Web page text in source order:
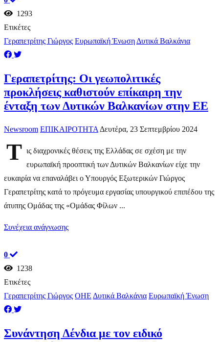
1293
Ετικέτες
Γεραπετρίτης Γιώργος Ευρωπαϊκή Ένωση Δυτικά Βαλκάνια
Γεραπετρίτης: Οι γεωπολιτικές
προκλήσεις καθιστούν επίκαιρη την
ένταξη των Δυτικών Βαλκανίων στην ΕΕ
Newsroom ΕΠΙΚΑΙΡΟΤΗΤΑ Δευτέρα, 23 Σεπτεμβρίου 2024
Τ ις διαχρονικές θέσεις της Ελλάδας σε σχέση με την
ευρωπαϊκή προοπτική των Δυτικών Βαλκανίων είχε την
ευκαιρία να επαναλάβει ο Υπουργός Εξωτερικών Γιώργος
Γεραπετρίτης κατά το πρόγευμα εργασίας υπουργικού επιπέδου της
άτυπης Ομάδας της «Ομάδας Φίλων ...
Συνέχεια ανάγνωσης
0
1238
Ετικέτες
Γεραπετρίτης Γιώργος ΟΗΕ Δυτικά Βαλκάνια Ευρωπαϊκή Ένωση
Συνάντηση Δένδια με τον ειδικό